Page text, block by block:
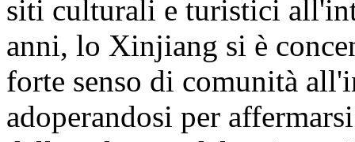
siti culturali e turistici
anni, lo Xinjiang si è
forte senso di comunità
adoperandosi per